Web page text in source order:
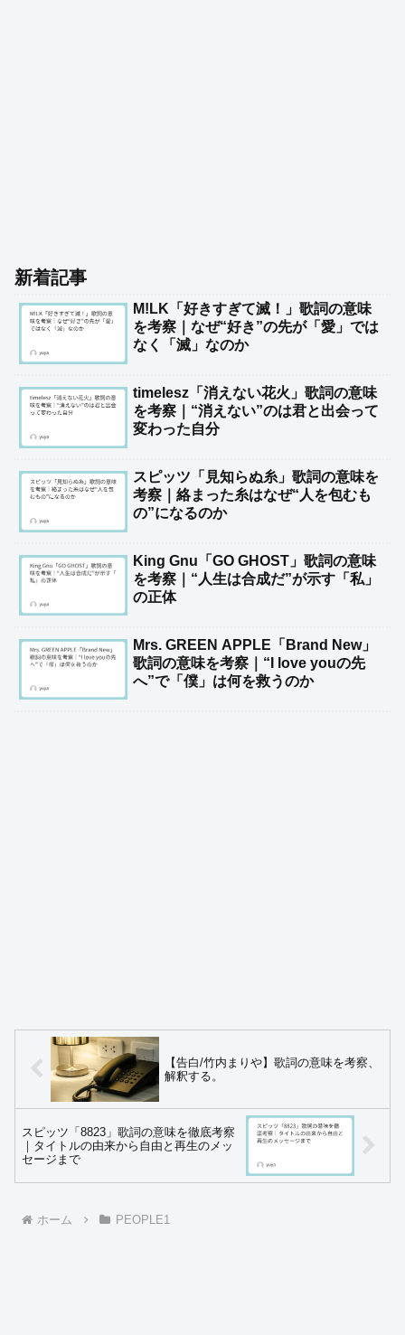
新着記事
M!LK「好きすぎて滅！」歌詞の意味
を考察｜なぜ“好き”の先が「愛」では
なく「滅」なのか
timelesz「消えない花火」歌詞の意味
を考察｜“消えない”のは君と出会って
変わった自分
スピッツ「見知らぬ糸」歌詞の意味を
考察｜絡まった糸はなぜ“人を包むも
の”になるのか
King Gnu「GO GHOST」歌詞の意味
を考察｜“人生は合成だ”が示す「私」
の正体
Mrs. GREEN APPLE「Brand New」
歌詞の意味を考察｜“I love youの先
へ”で「僕」は何を救うのか
【告白/竹内まりや】歌詞の意味を考察、
解釈する。
スピッツ「8823」歌詞の意味を徹底考察
｜タイトルの由来から自由と再生のメッ
セージまで
ホーム PEOPLE1